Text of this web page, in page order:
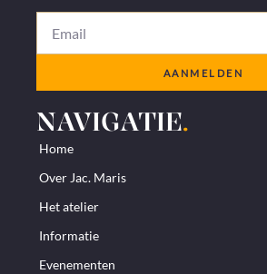
AANMELDEN
NAVIGATIE.
Home
Over Jac. Maris
Het atelier
Informatie
Evenementen